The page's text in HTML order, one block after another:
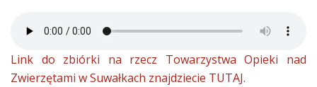
Link do zbiórki na rzecz Towarzystwa Opieki nad
Zwierzętami w Suwałkach znajdziecie TUTAJ.